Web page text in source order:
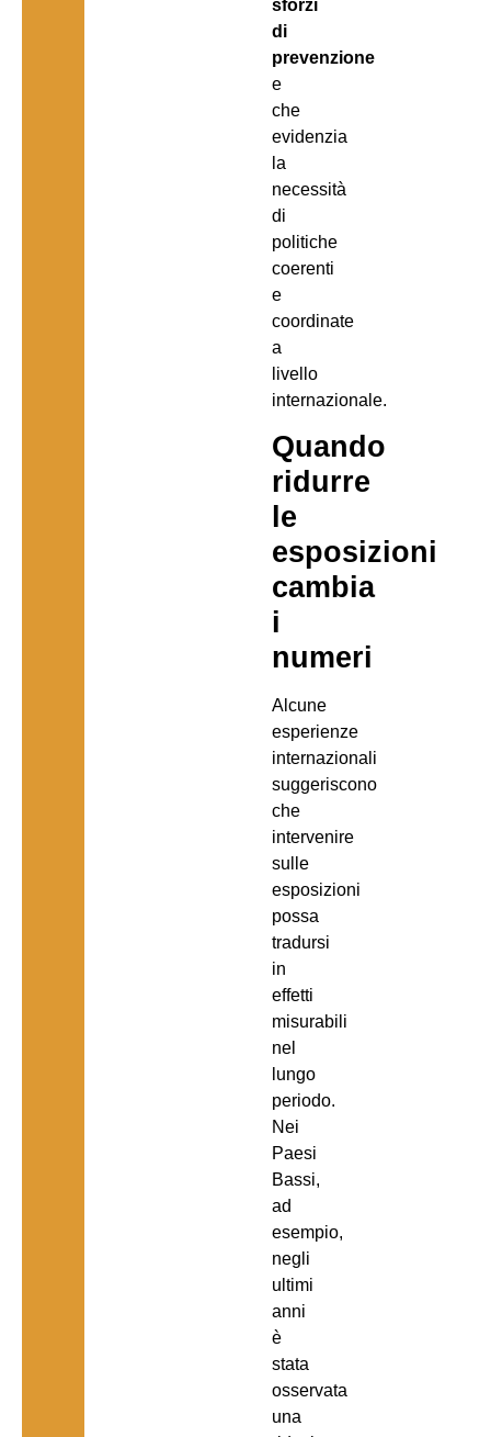
sforzi
di
prevenzione
e
che
evidenzia
la
necessità
di
politiche
coerenti
e
coordinate
a
livello
internazionale.
Quando
ridurre
le
esposizioni
cambia
i
numeri
Alcune
esperienze
internazionali
suggeriscono
che
intervenire
sulle
esposizioni
possa
tradursi
in
effetti
misurabili
nel
lungo
periodo.
Nei
Paesi
Bassi,
ad
esempio,
negli
ultimi
anni
è
stata
osservata
una